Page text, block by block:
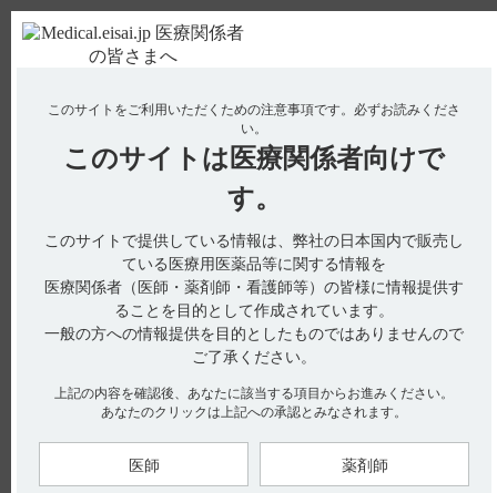
使用期限検索 Drug Information
No : 2423
【コアテック】 効能又は効果を教えてくださ
【コアテック】
効能又は効果を教えてください。
電子添文の4．効能又は効果には、以下の記載があります。
下記の状態で他の薬剤を投与しても効果が不十分な場合
急性心不全（引用1、2）
このサイトをご利用いただくための注意事項です。 必ずお読みくださ
い。
このサイトは 医療関係者向けで
す。
このサイトで提供している情報は、弊社の日本国内で販売し
ている医療用医薬品等に関する情報を
医療関係者（医師・薬剤師・看護師等）の皆様に情報提供す
ることを目的として作成されています。
一般の方への情報提供を目的としたものではありませんので
ご了承ください。
上記の内容を確認後、あなたに該当する項目からお進みください。
あなたのクリックは上記への承認とみなされます。
医師 薬剤師